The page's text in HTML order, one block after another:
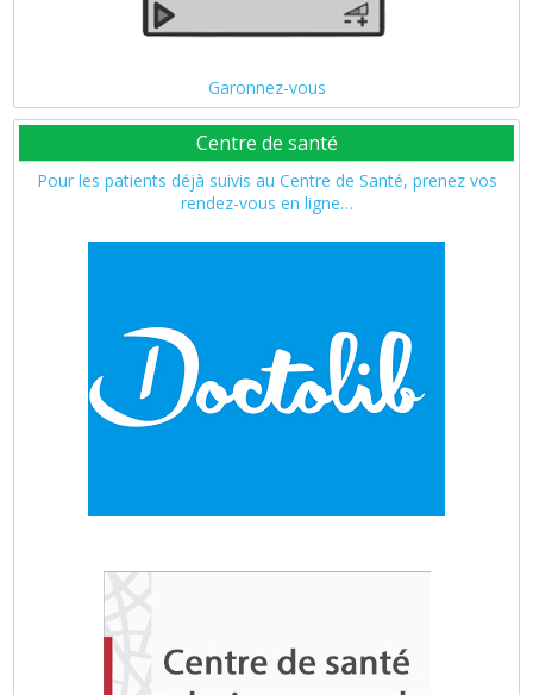
Garonnez-vous
Centre de santé
Pour les patients déjà suivis au Centre de Santé, prenez vos
rendez-vous en ligne…